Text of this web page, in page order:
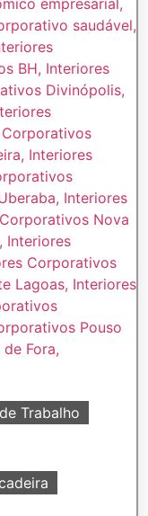
Trabalho